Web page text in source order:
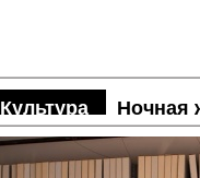
Культура Ночная